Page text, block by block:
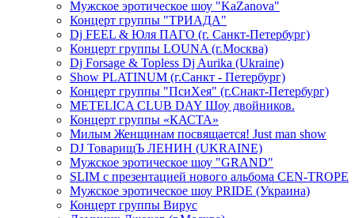
Мужское эротическое шоу "KaZanova"
Концерт группы "ТРИАДА"
Dj FEEL & Юля ПАГО (г. Санкт-Петербург)
Концерт группы LOUNA (г.Москва)
Dj Forsage & Topless Dj Aurika (Ukraine)
Show PLATINUM (г.Санкт - Петербург)
Концерт группы "ПсиХея" (г.Снакт-Петербург)
METELICA CLUB DAY Шоу двойников.
Концерт группы «КАСТА»
Милым Женщинам посвящается! Just man show
DJ ТоварищЪ ЛЕНИН (UKRAINE)
Мужское эротическое шоу "GRAND"
SLIM с презентацией нового альбома CEN-TROPE
Мужское эротическое шоу PRIDE (Украина)
Концерт группы Вирус